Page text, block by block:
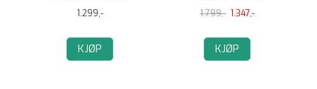
1.299,-
KJØP
1.799,- 1.347,-
KJØP